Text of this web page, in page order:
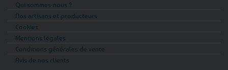
Qui sommes-nous ?
Nos artisans et producteurs
Cookies
Mentions légales
Conditions générales de vente
Avis de nos clients